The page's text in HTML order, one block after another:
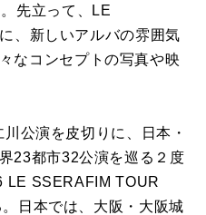
先立って、LE
、新しいアルバの雰囲気
なコンセプトの写真や映
公演を皮切りに、日本・
23都市32公演を巡る２度
LE SSERAFIM TOUR
日本では、大阪・大阪城